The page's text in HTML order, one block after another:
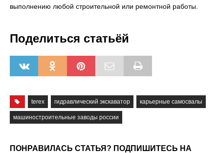
выполнению любой строительной или ремонтной работы.
Поделиться статьёй
terex гидравлический экскаватор карьерные самосвалы
машиностроительные заводы россии
ПОНРАВИЛАСЬ СТАТЬЯ? ПОДПИШИТЕСЬ НА